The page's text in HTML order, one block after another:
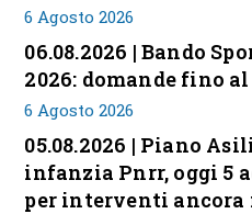
6 Agosto 2026
06.08.2026 | Bando
2026: domande fino
6 Agosto 2026
05.08.2026 | Piano
infanzia Pnrr, oggi 5
per interventi ancora